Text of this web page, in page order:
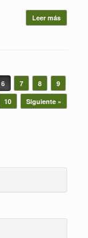
Leer más
6 7 8
9
10
Siguiente »